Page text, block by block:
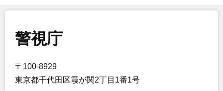
警視庁
〒100-8929
東京都千代田区霞が関2丁目1番1号